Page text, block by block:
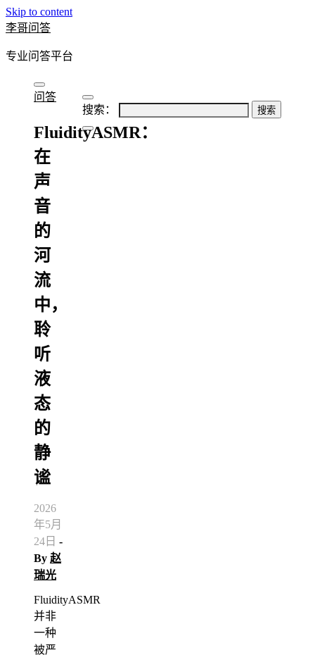
Skip to content
李哥问答
专业问答平台
搜索：
问答
FluidityASMR：
在
声
音
的
河
流
中，
聆
听
液
态
的
静
谧
2026
年5月
24日 -
By 赵
瑞光
FluidityASMR
并非
一种
被严